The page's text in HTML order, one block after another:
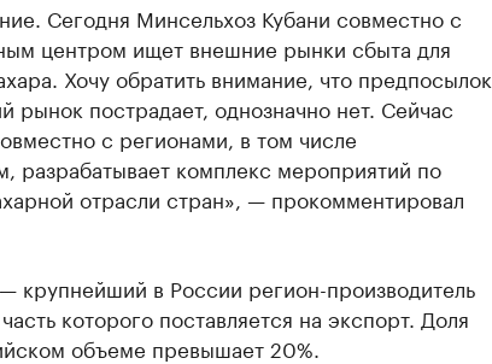
Сегодня Минсельхоз Кубани совместно с
центром ищет внешние рынки сбыта для
Хочу обратить внимание, что предпосылок
рынок пострадает, однозначно нет. Сейчас
с регионами, в том числе
разрабатывает комплекс мероприятий по
отрасли стран», — прокомментировал
крупнейший в России регион-производитель
которого поставляется на экспорт. Доля
объеме превышает 20%.